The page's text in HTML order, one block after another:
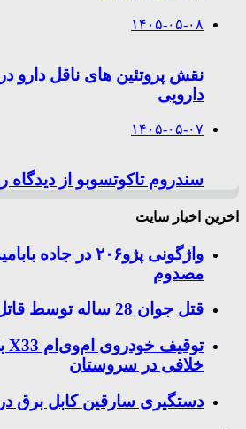
۱۴۰۵-۰۵-۰۸
نقش پروتئین های ناقل دارو
دارویی
۱۴۰۵-۰۵-۰۷
سندروم تاکوتسوبو از دیدگاه
اخرین اخبار سایت
مصدوم
قتل جوان 28 ساله توسط قاتل 15 ساله در کازرون
خلافی در سروستان
دستگیری سارقین کابل برق در